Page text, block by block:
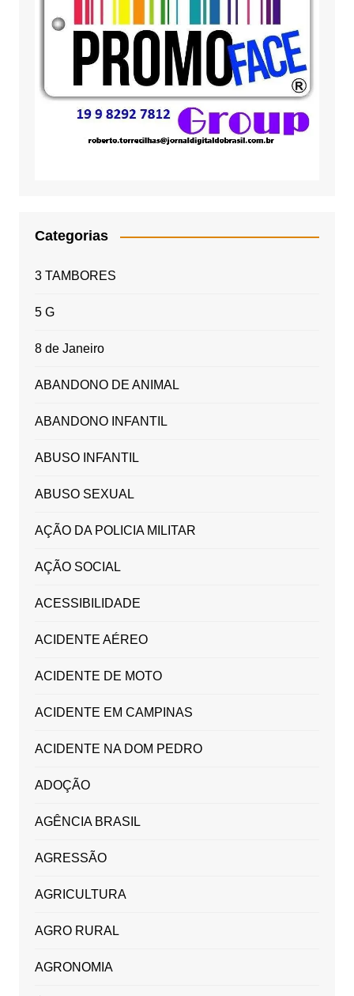
Categorias
3 TAMBORES
5 G
8 de Janeiro
ABANDONO DE ANIMAL
ABANDONO INFANTIL
ABUSO INFANTIL
ABUSO SEXUAL
AÇÃO DA POLICIA MILITAR
AÇÃO SOCIAL
ACESSIBILIDADE
ACIDENTE AÉREO
ACIDENTE DE MOTO
ACIDENTE EM CAMPINAS
ACIDENTE NA DOM PEDRO
ADOÇÃO
AGÊNCIA BRASIL
AGRESSÃO
AGRICULTURA
AGRO RURAL
AGRONOMIA